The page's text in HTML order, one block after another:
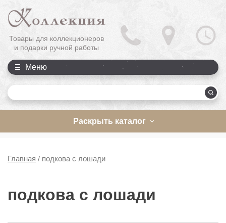
Товары для коллекционеров
и подарки ручной работы
Меню
Раскрыть каталог
Главная / подкова с лошади
подкова с лошади